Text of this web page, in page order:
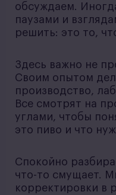
обсуждаем.
паузами и
решить: это то,
Здесь важно не
Своим опытом
производство,
Все смотрят на
углами, чтобы
это пиво и что
Спокойно
что-то смущает.
корректировки в